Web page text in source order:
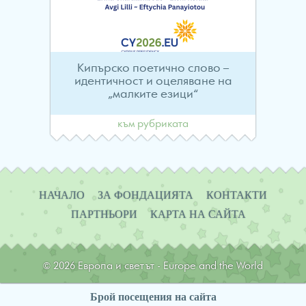
Кипърско поетично слово –
идентичност и оцеляване на
„малките езици“
към рубриката
Навигация
НАЧАЛО ЗА ФОНДАЦИЯТА
КОНТАКТИ
ПАРТНЬОРИ
КАРТА НА САЙТА
© 2026 Европа и светът - Europe and the World
Брой посещения на сайта